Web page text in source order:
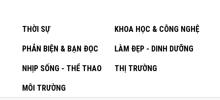
THỜI SỰ KHOA HỌC & CÔNG NGHỆ
PHẢN BIỆN & BẠN ĐỌC LÀM ĐẸP - DINH DƯỠNG
NHỊP SỐNG - THỂ THAO THỊ TRƯỜNG
MÔI TRƯỜNG